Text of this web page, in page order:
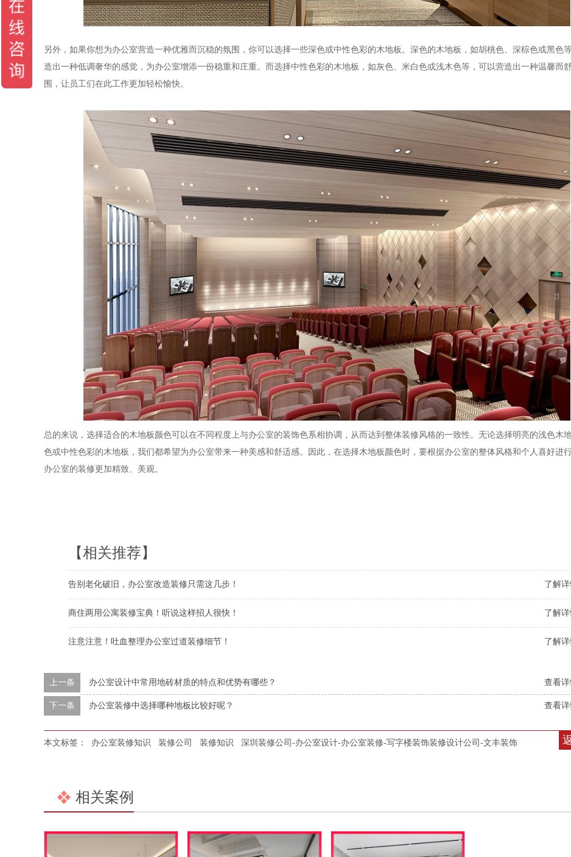
另外，如果你想为办公室营造一种优雅而沉稳的氛围，你可以选择一些深色或中性色彩的木地板。深色的木地板，如胡桃色、深棕色或黑色
造出一种低调奢华的感觉，为办公室增添一份稳重和庄重。而选择中性色彩的木地板，如灰色、米白色或浅木色等，可以营造出一种温馨而
围，让员工们在此工作更加轻松愉快。
总的来说，选择适合的木地板颜色可以在不同程度上与办公室的装饰色系相协调，从而达到整体装修风格的一致性。无论选择明亮的浅色木
色或中性色彩的木地板，我们都希望为办公室带来一种美感和舒适感。因此，在选择木地板颜色时，要根据办公室的整体风格和个人喜好进
办公室的装修更加精致、美观。
【相关推荐】
了解
告别老化破旧，办公室改造装修只需这几步！
了解
商住两用公寓装修宝典！听说这样招人很快！
了解
注意注意！吐血整理办公室过道装修细节！
查看
上一条 办公室设计中常用地砖材质的特点和优势有哪些？
查看
下一条 办公室装修中选择哪种地板比较好呢？
本文标签： 办公室装修知识 装修公司 装修知识 深圳装修公司-办公室设计-办公室装修-写字楼装饰装修设计公司-文丰装饰
相关案例